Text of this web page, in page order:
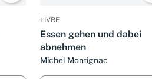
LIVRE
Essen gehen und dabei
abnehmen
Michel Montignac